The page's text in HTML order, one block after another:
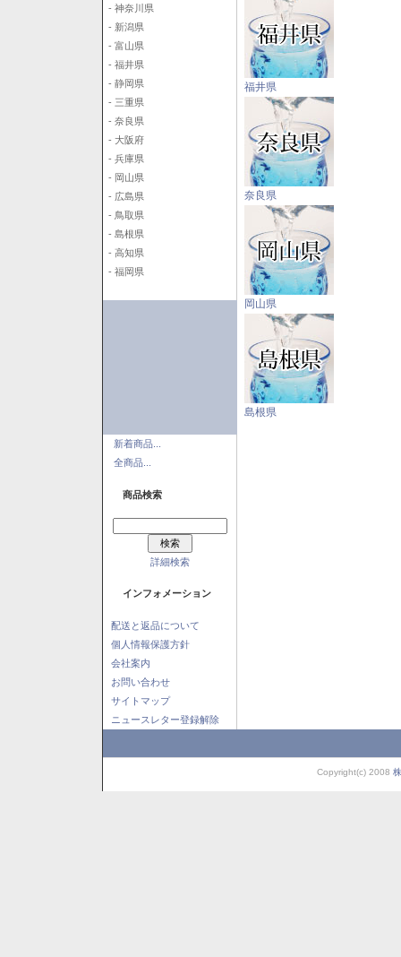
- 神奈川県
- 新潟県
- 富山県
- 福井県
- 静岡県
- 三重県
- 奈良県
- 大阪府
- 兵庫県
- 岡山県
- 広島県
- 鳥取県
- 島根県
- 高知県
- 福岡県
新着商品...
全商品...
商品検索
詳細検索
インフォメーション
配送と返品について
個人情報保護方針
会社案内
お問い合わせ
サイトマップ
ニュースレター登録解除
福井県
奈良県
岡山県
島根県
Copyright(c) 2008